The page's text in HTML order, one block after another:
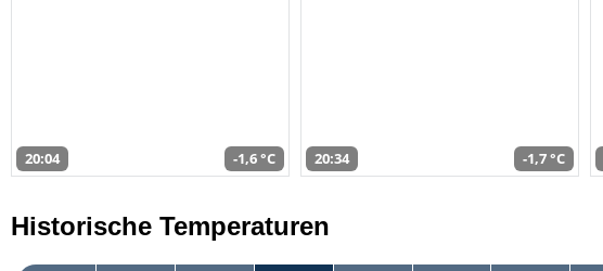
20:04 -1,6 °C 20:34 -1,7 °C
Historische Temperaturen